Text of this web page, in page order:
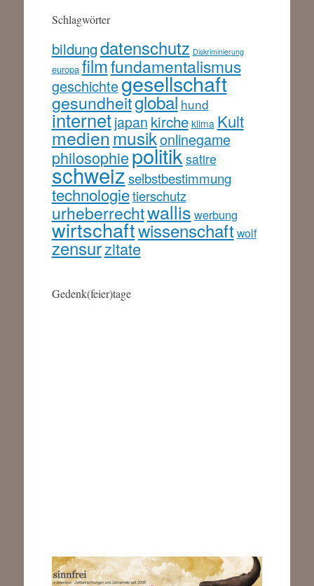
Schlagwörter
bildungdatenschutz Diskriminierung
europa filmfundamentalismus
geschichtegesellschaft
gesundheitglobal hund
internetjapan kirche klima Kult
medienmusikonlinegame
philosophiepolitiksatire
schweizselbstbestimmung
technologietierschutz
urheberrechtwallis werbung
wirtschaftwissenschaft wolf
zensurzitate
Gedenk(feier)tage